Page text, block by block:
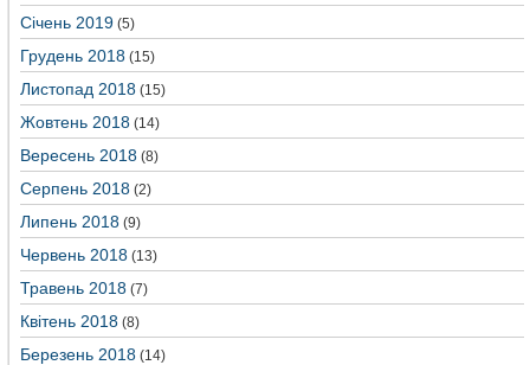
Січень 2019 (5)
Грудень 2018 (15)
Листопад 2018 (15)
Жовтень 2018 (14)
Вересень 2018 (8)
Серпень 2018 (2)
Липень 2018 (9)
Червень 2018 (13)
Травень 2018 (7)
Квітень 2018 (8)
Березень 2018 (14)